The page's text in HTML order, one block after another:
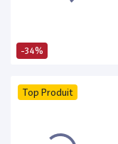
-34%
Top Produit